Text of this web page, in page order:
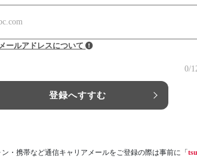
ールアドレスについて
0/
登録へすすむ
・携帯など通信キャリアメールをご登録の際は事前に「